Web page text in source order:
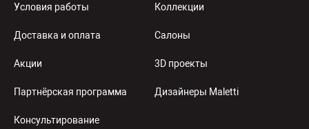
Условия работы
Доставка и оплата
Акции
Партнёрская программа
Консультирование
Коллекции
Салоны
3D проекты
Дизайнеры Maletti